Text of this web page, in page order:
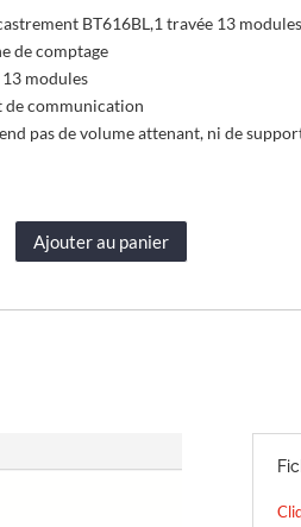
BT616BL,1 travée 13
de comptage
13 modules
de communication
pas de volume attenant, ni de
Ajouter au panier